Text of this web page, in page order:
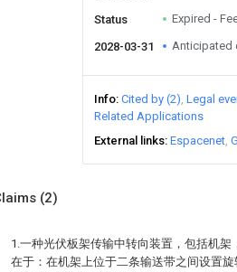
Status Expired -
2028-03-31 Anticipated
Info Cited by (2) Legal
Related Applications
External links Espacenet
(2)
1.一种光伏板架传输中转向装置，包括机
在于：在机架上位于二条输送带之间设置